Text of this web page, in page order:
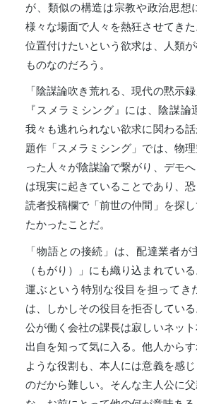
が、類似の構造は宗教や政治思想
様々な場面で人々を熱狂させてき
位置付けたいという欲求は、人類
ものなのだろう。
「陰謀論吹き荒れる、現代の黙示
『スメラミシング』には、陰謀
我々も逃れられない欲求に関わる
題作「スメラミシング」では、物
った人々が陰謀論で繋がり、デモ
は現実に起きていることであり、
読者投稿欄で「前世の仲間」を探
たかったことだ。
「物語との接続」は、配達業者
（もがり）」にも織り込まれてい
運ぶという特別な役目を担ってき
は、しかしその役目を拒否してい
公が働く会社の課長は寂しいネッ
出自を知って気に入る。他人から
ような役割も、本人には意義を感
のだから難しい。そんな主人公に